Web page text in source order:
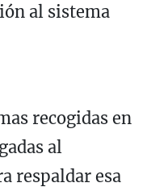
al sistema
recogidas en
al
respaldar esa